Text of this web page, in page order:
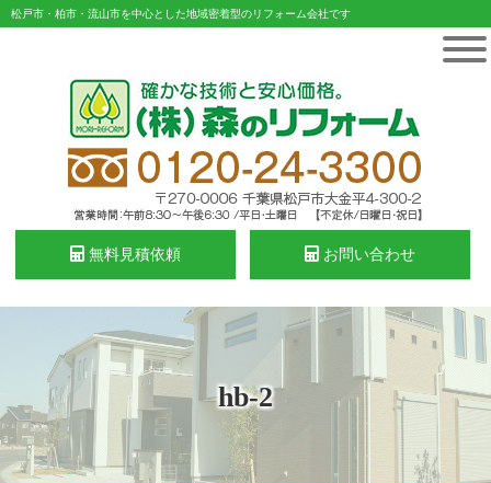
松戸市・柏市・流山市を中心とした地域密着型のリフォーム会社です
無料見積依頼 お問い合わせ
hb-2